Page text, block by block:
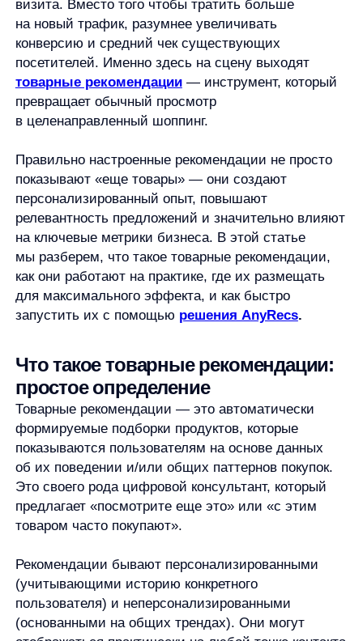
Правильно настроенные рекомендации не просто
показывают «еще товары» — они создают
персонализированный опыт, повышают
релевантность предложений и значительно влияют
на ключевые метрики бизнеса. В этой статье
мы разберем, что такое товарные рекомендации,
как они работают на практике, где их размещать
запустить их с помощьюрешения AnyRecs.
Что такое товарные рекомендации:
простое определение
Товарные рекомендации — это автоматически
формируемые подборки продуктов, которые
показываются пользователям на основе данных
об их поведении и/или общих паттернов покупок.
Это своего рода цифровой консультант, который
предлагает «посмотрите еще это» или «с этим
Рекомендации бывают персонализированными
(учитывающими историю конкретного
пользователя) и неперсонализированными
(основанными на общих трендах). Они могут
отображаться практически на любой точке контакта
с клиентом: на сайте, в мобильном приложении,
в email-рассылках, push-уведомлениях, а иногда
даже интегрируются в кассовые системы
и скрипты для колл-центров.
и данные